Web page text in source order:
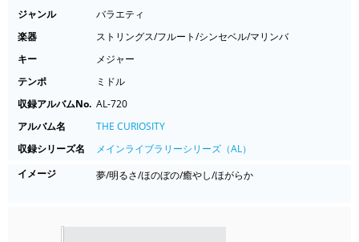
ジャンル
バラエティ
楽器
ストリングス/フルート/シンセベル/マリンバ
キー
メジャー
テンポ
ミドル
収録アルバムNo. AL-720
アルバム名
THE CURIOSITY
収録シリーズ名
メインライブラリーシリーズ（AL）
イメージ
夢/明るさ/ほのぼの/癒やし/ほがらか